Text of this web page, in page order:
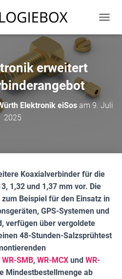
A
N
H
L
N
erweitert
Elektronik eiSos am 9. Juli
2025
Koaxialverbinder für die
1,32 und 1,37 mm vor. Die
Beispiel für den Einsatz in
GPS-Systemen und
verfügen über vergoldete
48-Stunden-Salzsprühtest
WR-SMB, WR-MCX und WR-
Mindestbestellmenge ab